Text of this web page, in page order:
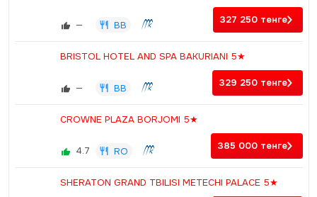
— BB 327 250 тенге
BRISTOL HOTEL AND SPA BAKURIANI 5★
— BB 329 250 тенге
CROWNE PLAZA BORJOMI 5★
4.7 RO 385 000 тенге
SHERATON GRAND TBILISI METECHI PALACE 5★